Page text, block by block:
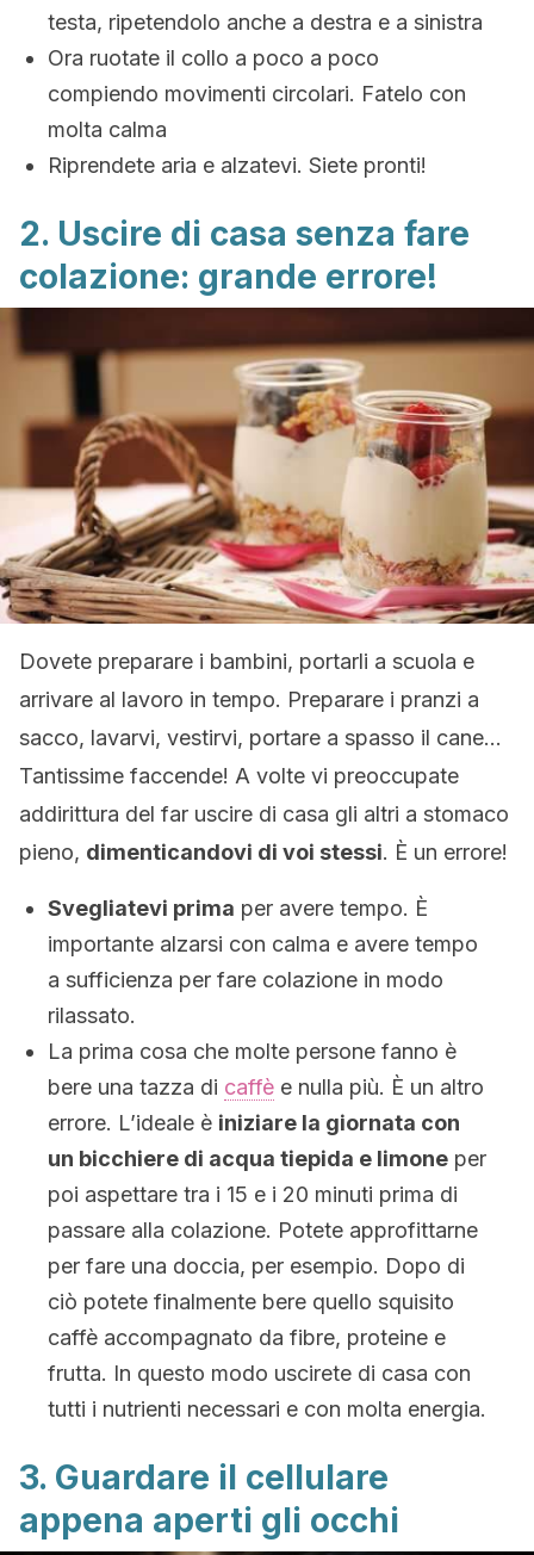
testa, ripetendolo anche a destra e a sinistra
Ora ruotate il collo a poco a poco
compiendo movimenti circolari. Fatelo con
molta calma
Riprendete aria e alzatevi. Siete pronti!
2. Uscire di casa senza fare
colazione: grande errore!
Dovete preparare i bambini, portarli a scuola e
arrivare al lavoro in tempo. Preparare i pranzi a
sacco, lavarvi, vestirvi, portare a spasso il cane…
Tantissime faccende! A volte vi preoccupate
addirittura del far uscire di casa gli altri a stomaco
pieno, dimenticandovi di voi stessi. È un errore!
Svegliatevi prima per avere tempo. È
importante alzarsi con calma e avere tempo
a sufficienza per fare colazione in modo
rilassato.
La prima cosa che molte persone fanno è
bere una tazza di caffè e nulla più. È un altro
errore. L’ideale è iniziare la giornata con
un bicchiere di acqua tiepida e limone per
poi aspettare tra i 15 e i 20 minuti prima di
passare alla colazione. Potete approfittarne
per fare una doccia, per esempio. Dopo di
ciò potete finalmente bere quello squisito
caffè accompagnato da fibre, proteine e
frutta. In questo modo uscirete di casa con
tutti i nutrienti necessari e con molta energia.
3. Guardare il cellulare
appena aperti gli occhi